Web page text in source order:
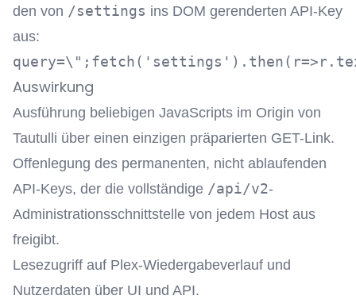
den von /settings ins DOM gerenderten API-Key
aus:
Auswirkung
Ausführung beliebigen JavaScripts im Origin von
Tautulli über einen einzigen präparierten GET-Link.
Offenlegung des permanenten, nicht ablaufenden
API-Keys, der die vollständige /api/v2-
Administrationsschnittstelle von jedem Host aus
freigibt.
Lesezugriff auf Plex-Wiedergabeverlauf und
Nutzerdaten über UI und API.